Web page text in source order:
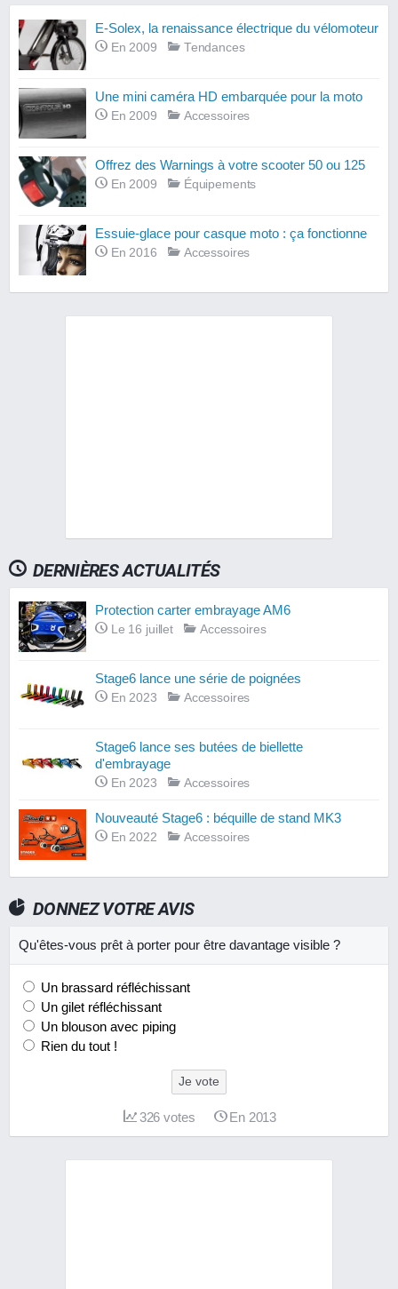
E-Solex, la renaissance électrique du vélomoteur
En 2009 Tendances
Une mini caméra HD embarquée pour la moto
En 2009 Accessoires
Offrez des Warnings à votre scooter 50 ou 125
En 2009 Équipements
Essuie-glace pour casque moto : ça fonctionne
En 2016 Accessoires
DERNIÈRES ACTUALITÉS
Protection carter embrayage AM6
Le 16 juillet Accessoires
Stage6 lance une série de poignées
En 2023 Accessoires
Stage6 lance ses butées de biellette
d'embrayage
En 2023 Accessoires
Nouveauté Stage6 : béquille de stand MK3
En 2022 Accessoires
DONNEZ VOTRE AVIS
Qu'êtes-vous prêt à porter pour être davantage visible ?
Un brassard réfléchissant
Un gilet réfléchissant
Un blouson avec piping
Rien du tout !
Je vote
326 votes En 2013